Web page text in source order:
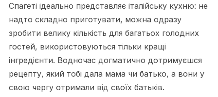
Спагеті ідеально представляє італійську кухню: не
надто складно приготувати, можна одразу
зробити велику кількість для багатьох голодних
гостей, використовуються тільки кращі
інгредієнти. Водночас догматично дотримуєшся
рецепту, який тобі дала мама чи батько, а вони у
свою чергу отримали від своїх батьків.